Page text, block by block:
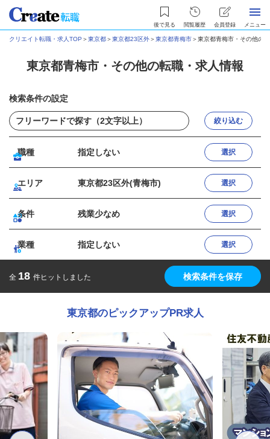
後で見る 閲覧履歴 会員登録 メニュー
クリエイト転職・求人TOP ＞東京都＞東京都23区外＞東京都青梅市＞東京都青梅市・その他の
東京都青梅市・その他の転職・求人情報
検索条件の設定
絞り込む
職種 指定しない 選択
エリア 東京都23区外(青梅市) 選択
条件 残業少なめ 選択
業種 指定しない 選択
全 18 件ヒットしました 検索条件を保存
東京都のピックアップPR求人